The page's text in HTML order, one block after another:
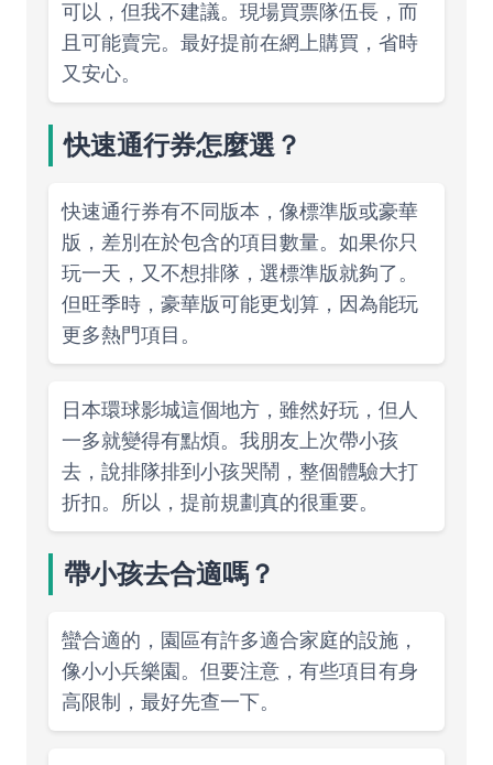
可以，但我不建議。現場買票隊伍長，而
且可能賣完。最好提前在網上購買，省時
又安心。
快速通行券怎麼選？
快速通行券有不同版本，像標準版或豪華
版，差別在於包含的項目數量。如果你只
玩一天，又不想排隊，選標準版就夠了。
但旺季時，豪華版可能更划算，因為能玩
更多熱門項目。
日本環球影城這個地方，雖然好玩，但人
一多就變得有點煩。我朋友上次帶小孩
去，說排隊排到小孩哭鬧，整個體驗大打
折扣。所以，提前規劃真的很重要。
帶小孩去合適嗎？
蠻合適的，園區有許多適合家庭的設施，
像小小兵樂園。但要注意，有些項目有身
高限制，最好先查一下。